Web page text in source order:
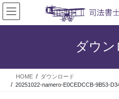
コ
ン
テ
ス
ナ
ビ
ゲ
ン
ダウン
HOME
ダウンロード
20251022-namero-E0CEDCCB-9B53-